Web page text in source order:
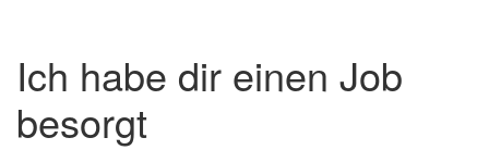
Ich habe dir einen Job
besorgt